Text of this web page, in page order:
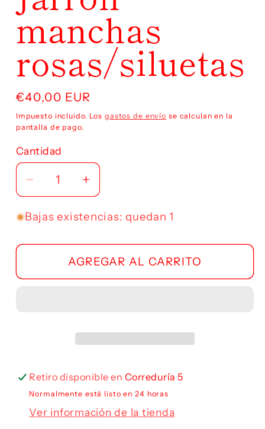
manchas
rosas/siluetas
Precio
habitual
€40,00 EUR
Impuesto incluido. Los gastos de envío se calculan en la
pantalla de pago.
Cantidad
Reducir
cantidad
para
manchas
rosas/siluetas
Aumentar
cantidad
para
manchas
rosas/siluetas
Bajas existencias: quedan 1
AGREGAR AL CARRITO
Retiro disponible en Correduría 5
Normalmente está listo en 24 horas
Ver información de la tienda